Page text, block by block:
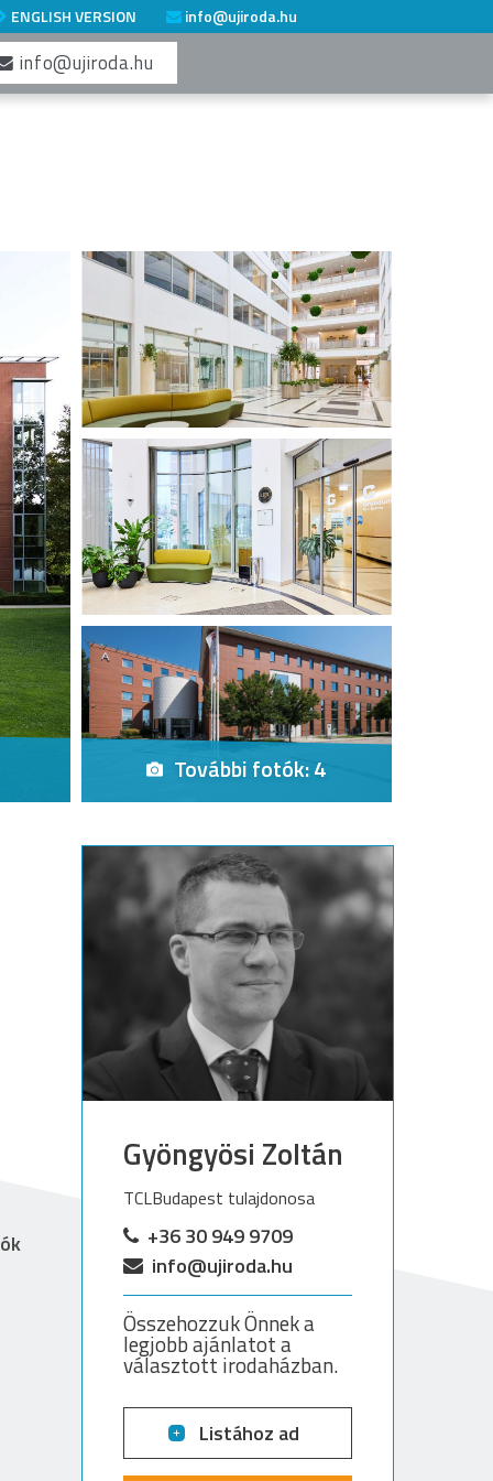
ENGLISH VERSION info@ujiroda.hu
info@ujiroda.hu
További fotók: 4
Gyöngyösi Zoltán
TCLBudapest tulajdonosa
+36 30 949 9709
info@ujiroda.hu
Összehozzuk Önnek a
legjobb ajánlatot a
választott irodaházban.
Listához ad